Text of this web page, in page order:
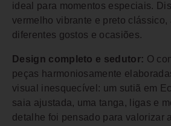
ideal para momentos especiais.
vermelho vibrante e preto clássico,
diferentes gostos e ocasiões.
Design completo e sedutor: O
peças harmoniosamente
visual inesquecível: um sutiã em
saia ajustada, uma tanga, ligas e
detalhe foi pensado para valorizar